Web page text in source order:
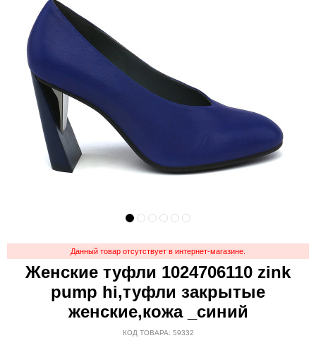
Данный товар отсутствует в интернет-магазине.
Женские туфли 1024706110 zink
pump hi,туфли закрытые
женские,кожа _синий
КОД ТОВАРА: 59332